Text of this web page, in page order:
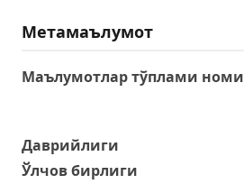
Метамаълумот
Маълумотлар тўплами номи
Даврийлиги
Ўлчов бирлиги